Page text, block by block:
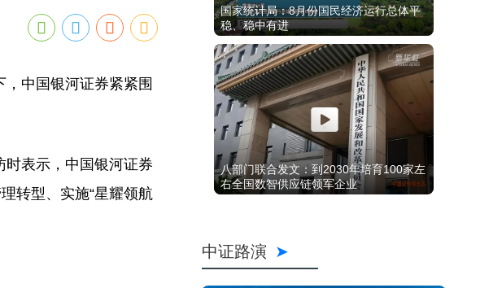
中国银河证券紧紧围
表示，中国银河证券
转型、实施“星耀领航
国家统计局：8月份国民经济运行总体平
稳、稳中有进
八部门联合发文：到2030年培育100家左
右全国数智供应链领军企业
中证路演